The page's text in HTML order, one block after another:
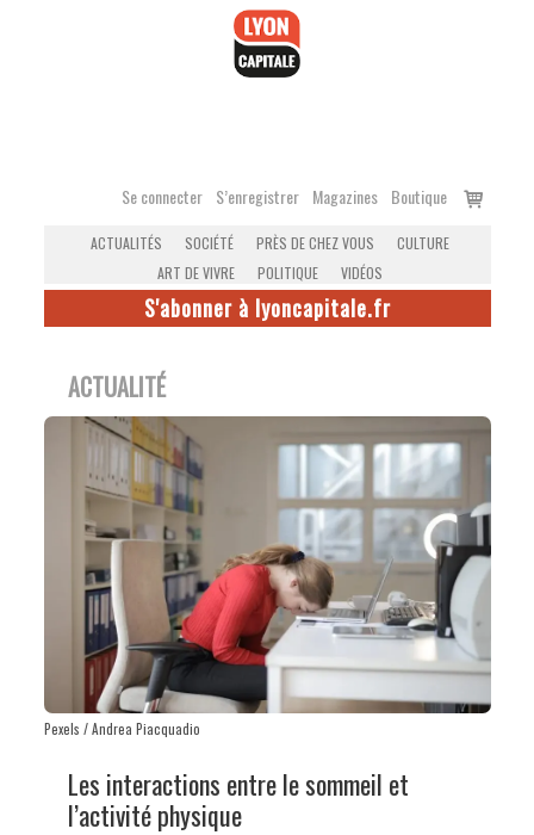
Se connecter S’enregistrer Magazines Boutique
Voir
ACTUALITÉS SOCIÉTÉ PRÈS DE CHEZ VOUS
CULTURE
ART DE VIVRE
POLITIQUE VIDÉOS
S'abonner à lyoncapitale.fr
ACTUALITÉ
Pexels / Andrea Piacquadio
Les interactions entre le sommeil et
l’activité physique